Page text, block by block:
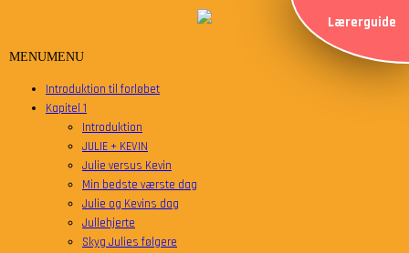
Lærerguide
MENUMENU
Introduktion til forløbet
Kapitel 1
Introduktion
JULIE + KEVIN
Julie versus Kevin
Min bedste værste dag
Julie og Kevins dag
Jullehjerte
Skyg Julies følgere